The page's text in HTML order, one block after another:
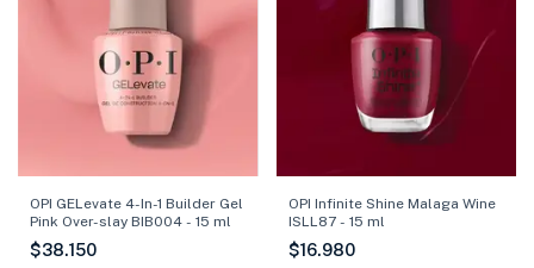
OPI GELevate 4-In-1 Builder Gel
Pink Over-slay BIB004 - 15 ml
$38.150
OPI Infinite Shine Malaga Wine
ISLL87 - 15 ml
$16.980